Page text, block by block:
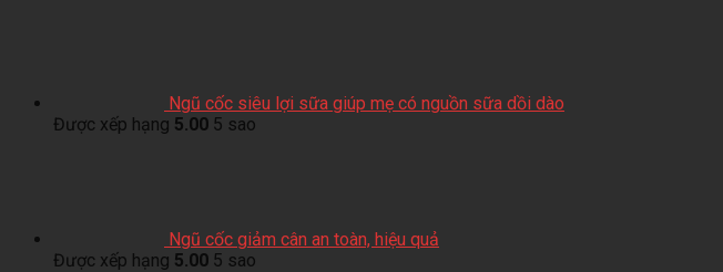
Ngũ cốc siêu lợi sữa giúp mẹ có nguồn sữa dồi dào
Được xếp hạng 5.00 5 sao
Ngũ cốc giảm cân an toàn, hiệu quả
Được xếp hạng 5.00 5 sao